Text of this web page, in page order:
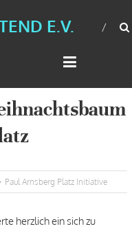
E.V.
Paul Arnsberg Platz Initiative
herzlich ein sich zu